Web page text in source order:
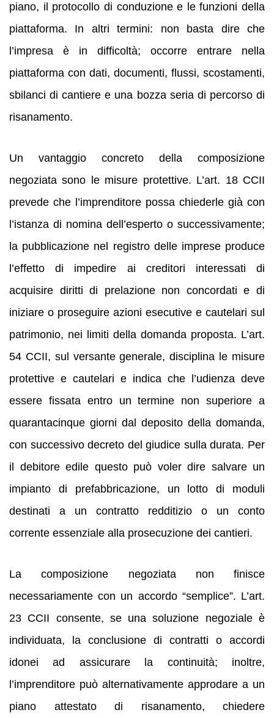
piano, il protocollo di conduzione e le funzioni della
piattaforma. In altri termini: non basta dire che
l’impresa è in difficoltà; occorre entrare nella
piattaforma con dati, documenti, flussi, scostamenti,
sbilanci di cantiere e una bozza seria di percorso di
risanamento.
Un vantaggio concreto della composizione
negoziata sono le misure protettive. L’art. 18 CCII
prevede che l’imprenditore possa chiederle già con
l’istanza di nomina dell’esperto o successivamente;
la pubblicazione nel registro delle imprese produce
l’effetto di impedire ai creditori interessati di
acquisire diritti di prelazione non concordati e di
iniziare o proseguire azioni esecutive e cautelari sul
patrimonio, nei limiti della domanda proposta. L’art.
54 CCII, sul versante generale, disciplina le misure
protettive e cautelari e indica che l’udienza deve
essere fissata entro un termine non superiore a
quarantacinque giorni dal deposito della domanda,
con successivo decreto del giudice sulla durata. Per
il debitore edile questo può voler dire salvare un
impianto di prefabbricazione, un lotto di moduli
destinati a un contratto redditizio o un conto
corrente essenziale alla prosecuzione dei cantieri.
La composizione negoziata non finisce
necessariamente con un accordo “semplice”. L’art.
23 CCII consente, se una soluzione negoziale è
individuata, la conclusione di contratti o accordi
idonei ad assicurare la continuità; inoltre,
l’imprenditore può alternativamente approdare a un
piano attestato di risanamento, chiedere